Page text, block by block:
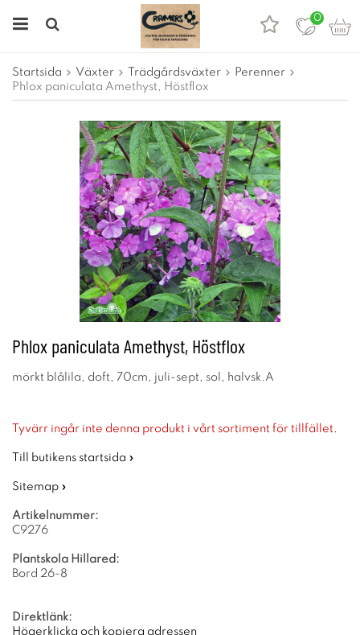
0
Startsida Växter Trädgårdsväxter
Perenner
Phlox paniculata Amethyst, Höstflox
Phlox paniculata Amethyst, Höstflox
mörkt blålila, doft, 70cm, juli-sept, sol, halvsk.A
Tyvärr ingår inte denna produkt i vårt sortiment för tillfället.
Till butikens startsida »
Sitemap »
Artikelnummer:
C9276
Plantskola Hillared:
Bord 26-8
Direktlänk:
Högerklicka och kopiera adressen